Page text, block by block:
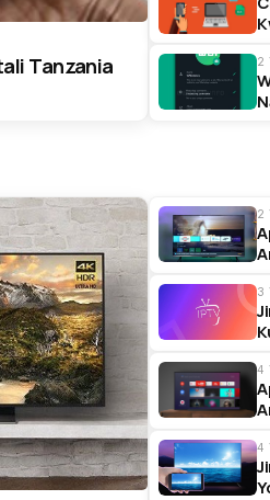
Tanzania
2
2
3
4
4